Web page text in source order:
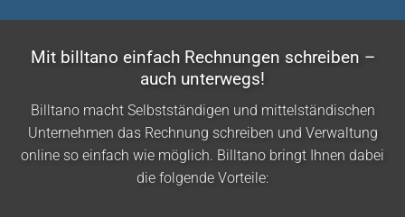
Mit billtano einfach Rechnungen schreiben –
auch unterwegs!
Billtano macht Selbstständigen und mittelständischen
Unternehmen das Rechnung schreiben und Verwaltung
online so einfach wie möglich. Billtano bringt Ihnen dabei
die folgende Vorteile: